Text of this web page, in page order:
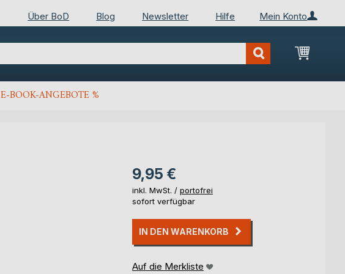
Mein Konto
Über BoD Blog Newsletter Hilfe
Mein
E-BOOK-ANGEBOTE %
9,95 €
inkl. MwSt. / portofrei
sofort verfügbar
IN DEN WARENKORB
Auf die Merkliste